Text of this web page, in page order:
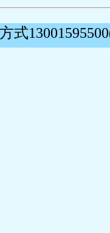
式